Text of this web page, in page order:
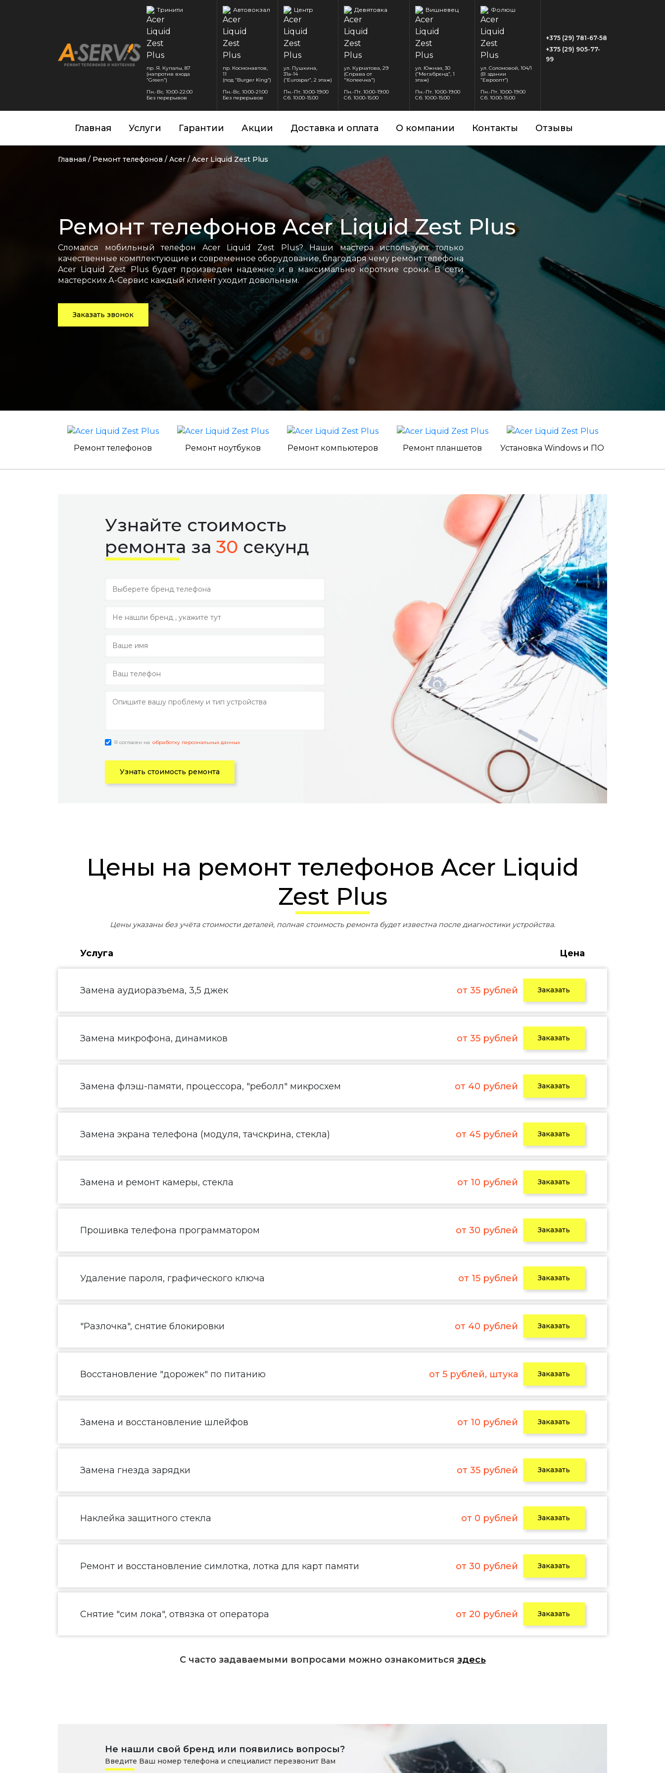
Тринити
пр. Я. Купалы, 87
(напротив входа
“Green”)
Пн.-Вс. 10:00-22:00
Без перерывов
Автовокзал
пр. Космонавтов,
11
(под “Burger King”)
Пн.-Вс. 10:00-21:00
Без перерывов
Центр
ул. Пушкина,
31а-14
(“Eurospar”, 2 этаж)
Пн.-Пт. 10:00-19:00
Сб. 10:00-15:00
Девятовка
ул. Курчатова, 29
(Справа от
"Копеечка")
Пн.-Пт. 10:00-19:00
Сб. 10:00-15:00
Вишневец
ул. Южная, 30
(“Мегабренд”, 1
этаж)
Пн.-Пт. 10:00-19:00
Сб. 10:00-15:00
Фолюш
ул. Соломовой, 104/1
(В здании
“Евроопт”)
Пн.-Пт. 10:00-19:00
Сб. 10:00-15:00
+375 (29) 781-67-58
+375 (29) 905-77-
99
Главная Услуги Гарантии Акции Доставка и оплата О компании Контакты Отзывы
Главная / Ремонт телефонов / Acer / Acer Liquid Zest Plus
Ремонт телефонов Acer Liquid Zest Plus
Сломался мобильный телефон Acer Liquid Zest Plus? Наши мастера используют только
качественные комплектующие и современное оборудование, благодаря чему ремонт телефона
Acer Liquid Zest Plus будет произведен надежно и в максимально короткие сроки. В сети
мастерских А-Сервис каждый клиент уходит довольным.
Заказать звонок
Ремонт телефонов Ремонт ноутбуков Ремонт компьютеров Ремонт планшетов Установка Windows и ПО
Узнайте стоимость
ремонта за 30 секунд
Я согласен на обработку персональных данных
Узнать стоимость ремонта
Цены на ремонт телефонов Acer Liquid
Zest Plus
Цены указаны без учёта стоимости деталей, полная стоимость ремонта будет известна после диагностики устройства.
Услуга Цена
Замена аудиоразъема, 3,5 джек от 35 рублей Заказать
Замена микрофона, динамиков от 35 рублей Заказать
Замена флэш-памяти, процессора, "реболл" микросхем от 40 рублей Заказать
Замена экрана телефона (модуля, тачскрина, стекла) от 45 рублей Заказать
Замена и ремонт камеры, стекла от 10 рублей Заказать
Прошивка телефона программатором от 30 рублей Заказать
Удаление пароля, графического ключа от 15 рублей Заказать
"Разлочка", снятие блокировки от 40 рублей Заказать
Восстановление "дорожек" по питанию от 5 рублей, штука Заказать
Замена и восстановление шлейфов от 10 рублей Заказать
Замена гнезда зарядки от 35 рублей Заказать
Наклейка защитного стекла от 0 рублей Заказать
Ремонт и восстановление симлотка, лотка для карт памяти от 30 рублей Заказать
Снятие "сим лока", отвязка от оператора от 20 рублей Заказать
С часто задаваемыми вопросами можно ознакомиться здесь
Не нашли свой бренд или появились вопросы?
Введите Ваш номер телефона и специалист перезвонит Вам